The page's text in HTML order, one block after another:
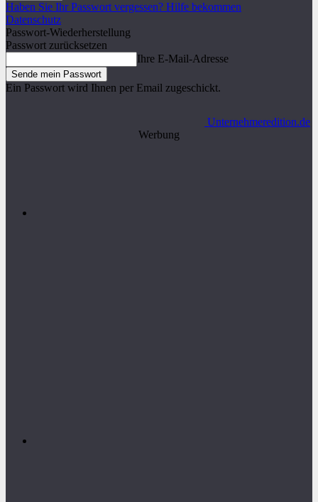
Haben Sie Ihr Passwort vergessen? Hilfe bekommen
Datenschutz
Passwort-Wiederherstellung
Passwort zurücksetzen
Ihre E-Mail-Adresse
Ein Passwort wird Ihnen per Email zugeschickt.
Unternehmeredition.de
Werbung